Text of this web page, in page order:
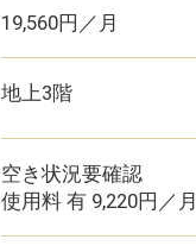
19,560円／月
地上3階
空き状況要確認
使用料 有 9,220円／月